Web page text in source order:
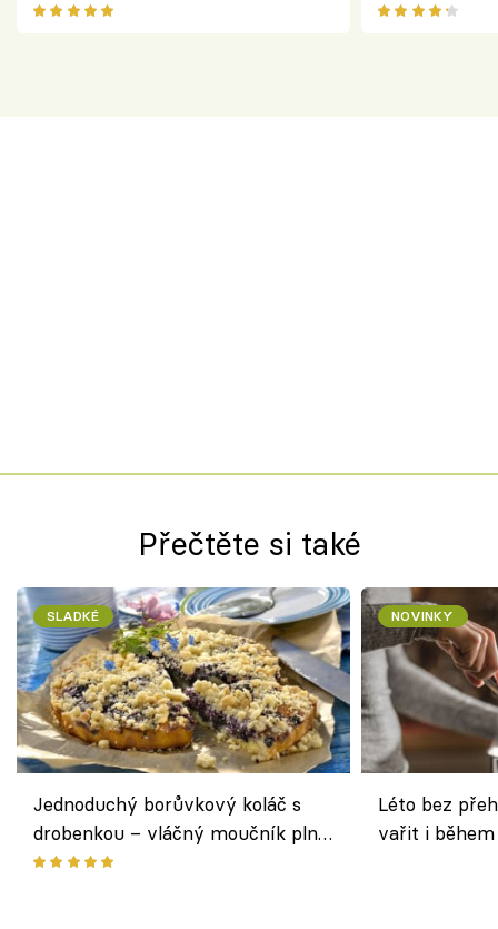
ovoce
salátem –
Přečtěte si také
SLADKÉ
Jednoduchý borůvkový koláč s
drobenkou – vláčný moučník plný
ovoce
NOVINKY
Léto bez
vařit i